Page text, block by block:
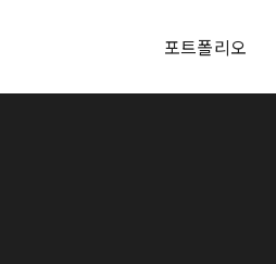
포트폴리오